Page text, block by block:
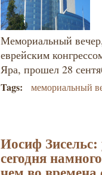
Мемориальный
еврейским
Яра, прошел 28
Tags: мемориальный
Иосиф
сегодня